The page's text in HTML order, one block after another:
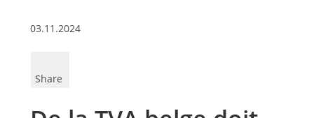
03.11.2024
Share